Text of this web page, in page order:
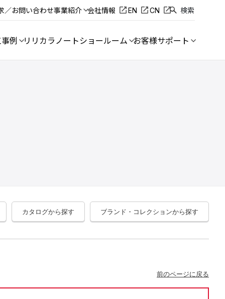
／お問い合わせ事業紹介 会社情報 EN CN 検索
例 リリカラノートショールーム お客様サポート
カタログから探す ブランド・コレクションから探す
前のページに戻る